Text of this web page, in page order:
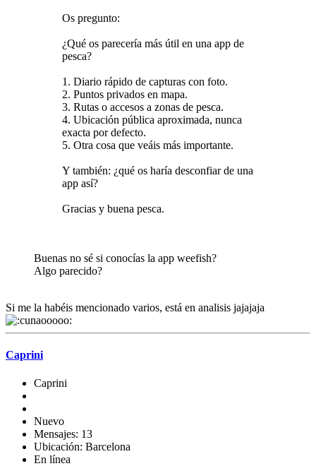
Os pregunto:
¿Qué os parecería más útil en una app de
pesca?
1. Diario rápido de capturas con foto.
2. Puntos privados en mapa.
3. Rutas o accesos a zonas de pesca.
4. Ubicación pública aproximada, nunca
exacta por defecto.
5. Otra cosa que veáis más importante.
Y también: ¿qué os haría desconfiar de una
app así?
Gracias y buena pesca.
Buenas no sé si conocías la app weefish?
Algo parecido?
Si me la habéis mencionado varios, está en analisis jajajaja
Caprini
Caprini
Nuevo
Mensajes: 13
Ubicación: Barcelona
En línea